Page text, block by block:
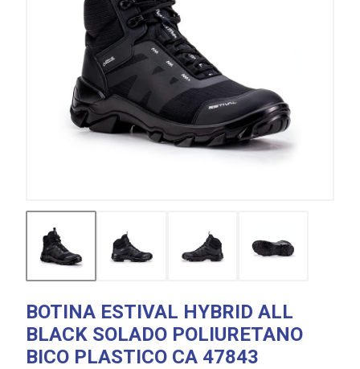
BOTINA ESTIVAL HYBRID ALL
BLACK SOLADO POLIURETANO
BICO PLASTICO CA 47843